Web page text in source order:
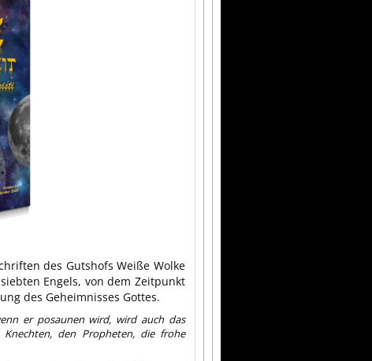
des Gutshofs Weiße Wolke
Engels, von dem Zeitpunkt
des Geheimnisses Gottes.
er posaunen wird, wird auch das
den Propheten, die frohe